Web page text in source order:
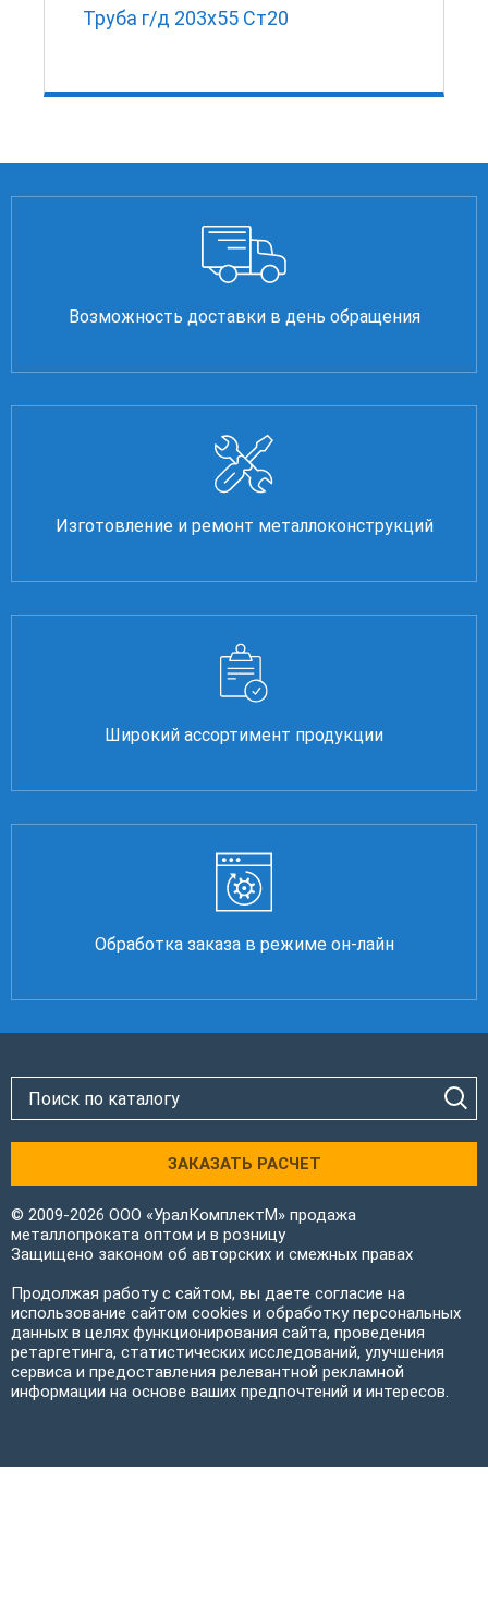
Труба г/д 203х55 Ст20
Возможность доставки в день обращения
Изготовление и ремонт металлоконструкций
Широкий ассортимент продукции
Обработка заказа в режиме он-лайн
ЗАКАЗАТЬ РАСЧЕТ
© 2009-2026 ООО «УралКомплектМ» продажа
металлопроката оптом и в розницу
Защищено законом об авторских и смежных правах
Продолжая работу с сайтом, вы даете согласие на
использование сайтом cookies и обработку персональных
данных в целях функционирования сайта, проведения
ретаргетинга, статистических исследований, улучшения
сервиса и предоставления релевантной рекламной
информации на основе ваших предпочтений и интересов.